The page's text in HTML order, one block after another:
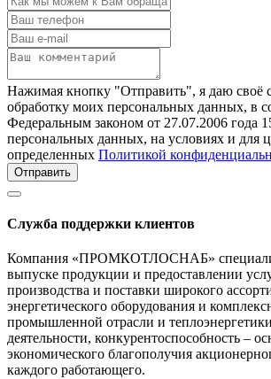
Нажимая кнопку "Отправить", я даю своё
обработку моих персональных данных, в
Федеральным законом от 27.07.2006 года
персональных данных, на условиях и для
определенных Политикой
Отправить
Служба поддержки клиентов
Компания «ПРОМКОТЛОСНАБ»
выпуске продукции и предоставлении
производства и поставки широкого
энергетического оборудования и
промышленной отрасли и
деятельности, конкурентоспособность –
экономического благополучия
каждого работающего.